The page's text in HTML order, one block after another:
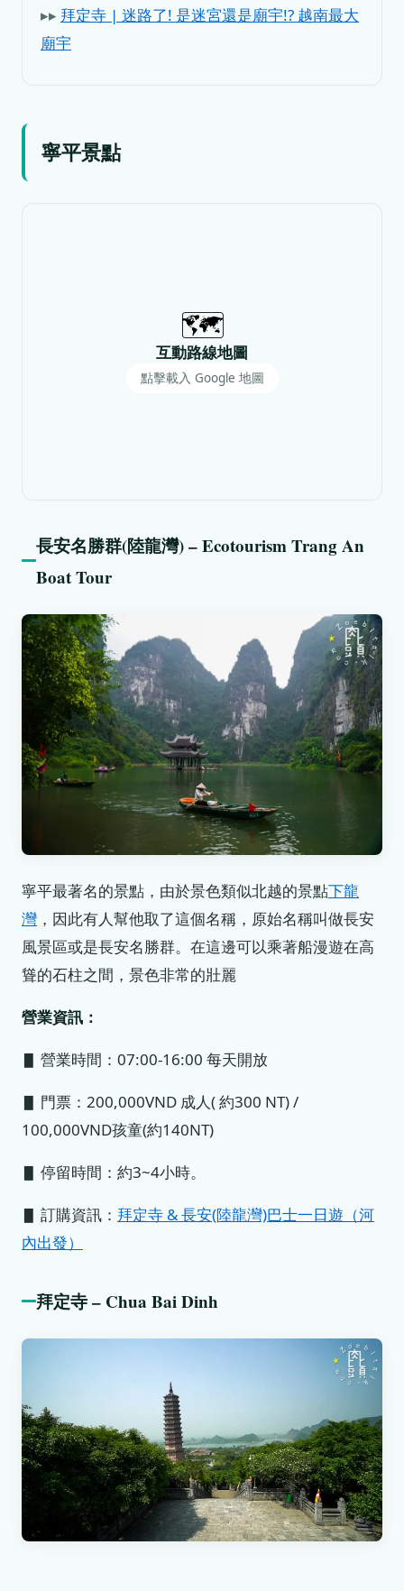
▸▸ 拜定寺 | 迷路了! 是迷宮還是廟宇!? 越南最大
廟宇
寧平景點
🗺️
互動路線地圖
點擊載入 Google 地圖
長安名勝群(陸龍灣) – Ecotourism Trang An
Boat Tour
寧平最著名的景點，由於景色類似北越的景點下龍
灣 ，因此有人幫他取了這個名稱，原始名稱叫做長安
風景區或是長安名勝群。在這邊可以乘著船漫遊在高
聳的石柱之間，景色非常的壯麗
營業資訊：
▋ 營業時間：07:00-16:00 每天開放
▋ 門票：200,000VND 成人( 約300 NT) /
100,000VND孩童(約140NT)
▋ 停留時間：約3~4小時。
▋ 訂購資訊： 拜定寺 & 長安(陸龍灣)巴士一日遊（河
內出發）
拜定寺 – Chua Bai Dinh